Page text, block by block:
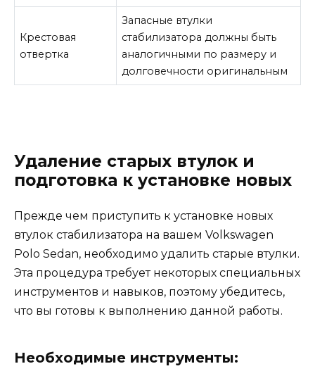
Крестовая
отвертка
Запасные втулки
стабилизатора должны быть
аналогичными по размеру и
долговечности оригинальным
Удаление старых втулок и
подготовка к установке новых
Прежде чем приступить к установке новых
втулок стабилизатора на вашем Volkswagen
Polo Sedan, необходимо удалить старые втулки.
Эта процедура требует некоторых специальных
инструментов и навыков, поэтому убедитесь,
что вы готовы к выполнению данной работы.
Необходимые инструменты: